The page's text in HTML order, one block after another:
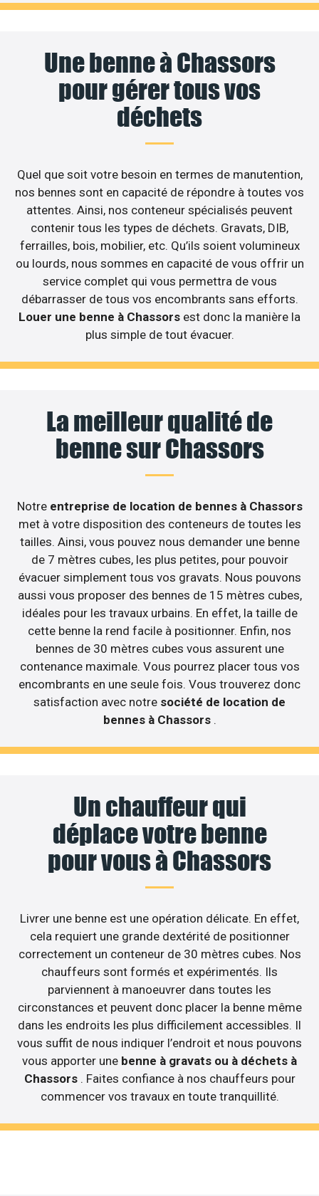
Une benne à Chassors
pour gérer tous vos
déchets
Quel que soit votre besoin en termes de manutention,
nos bennes sont en capacité de répondre à toutes vos
attentes. Ainsi, nos conteneur spécialisés peuvent
contenir tous les types de déchets. Gravats, DIB,
ferrailles, bois, mobilier, etc. Qu’ils soient volumineux
ou lourds, nous sommes en capacité de vous offrir un
service complet qui vous permettra de vous
débarrasser de tous vos encombrants sans efforts.
Louer une benne à Chassors est donc la manière la
plus simple de tout évacuer.
La meilleur qualité de
benne sur Chassors
Notre entreprise de location de bennes à Chassors
met à votre disposition des conteneurs de toutes les
tailles. Ainsi, vous pouvez nous demander une benne
de 7 mètres cubes, les plus petites, pour pouvoir
évacuer simplement tous vos gravats. Nous pouvons
aussi vous proposer des bennes de 15 mètres cubes,
idéales pour les travaux urbains. En effet, la taille de
cette benne la rend facile à positionner. Enfin, nos
bennes de 30 mètres cubes vous assurent une
contenance maximale. Vous pourrez placer tous vos
encombrants en une seule fois. Vous trouverez donc
satisfaction avec notre société de location de
bennes à Chassors .
Un chauffeur qui
déplace votre benne
pour vous à Chassors
Livrer une benne est une opération délicate. En effet,
cela requiert une grande dextérité de positionner
correctement un conteneur de 30 mètres cubes. Nos
chauffeurs sont formés et expérimentés. Ils
parviennent à manoeuvrer dans toutes les
circonstances et peuvent donc placer la benne même
dans les endroits les plus difficilement accessibles. Il
vous suffit de nous indiquer l’endroit et nous pouvons
vous apporter une benne à gravats ou à déchets à
Chassors . Faites confiance à nos chauffeurs pour
commencer vos travaux en toute tranquillité.